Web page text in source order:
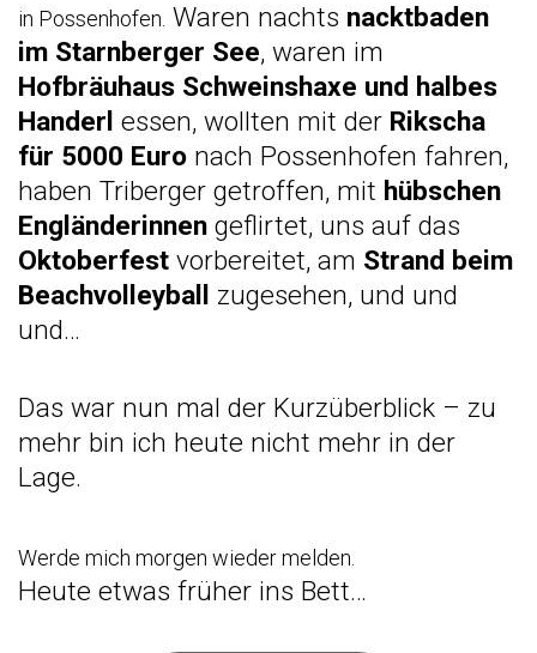
in Possenhofen. Waren nachts nacktbaden
im Starnberger See, waren im
Hofbräuhaus Schweinshaxe und halbes
Handerl essen, wollten mit der Rikscha
für 5000 Euro nach Possenhofen fahren,
haben Triberger getroffen, mit hübschen
Engländerinnen geflirtet, uns auf das
Oktoberfest vorbereitet, am Strand beim
Beachvolleyball zugesehen, und und
und…
Das war nun mal der Kurzüberblick – zu
mehr bin ich heute nicht mehr in der
Lage.
Werde mich morgen wieder melden.
Heute etwas früher ins Bett…